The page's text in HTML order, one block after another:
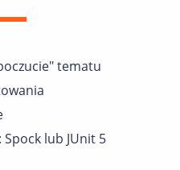
tematu
lub JUnit 5